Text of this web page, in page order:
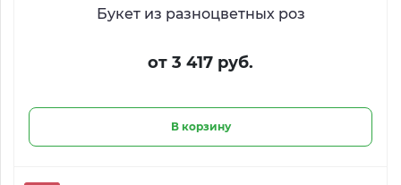
Букет из разноцветных роз
от 3 417 руб.
В корзину